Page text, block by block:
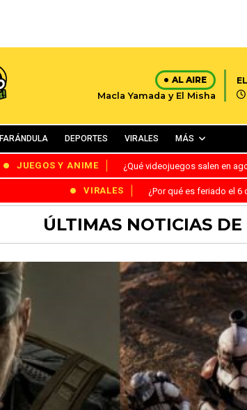
AL AIRE
Macla Yamada y El Misha
FARÁNDULA DEPORTES VIRALES MÁS
JUEGOS Y ANIME ¿Qué videojuegos salen en
VIRALES ¿Por qué es feriado el 6
ÚLTIMAS NOTICIAS